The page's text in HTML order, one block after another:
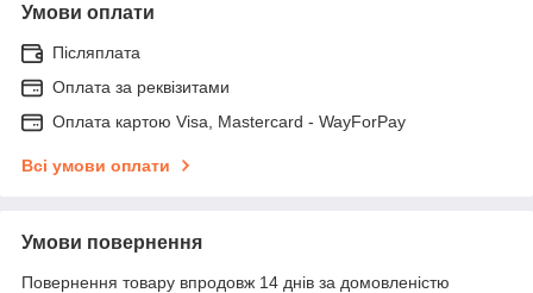
Умови оплати
Післяплата
Оплата за реквізитами
Оплата картою Visa, Mastercard - WayForPay
Всі умови оплати
Умови повернення
Повернення товару впродовж 14 днів за домовленістю